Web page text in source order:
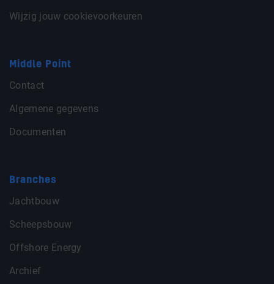
Wijzig jouw cookievoorkeuren
Middle Point
Contact
Algemene gegevens
Documenten
Branches
Jachtbouw
Scheepsbouw
Offshore Energy
Archief